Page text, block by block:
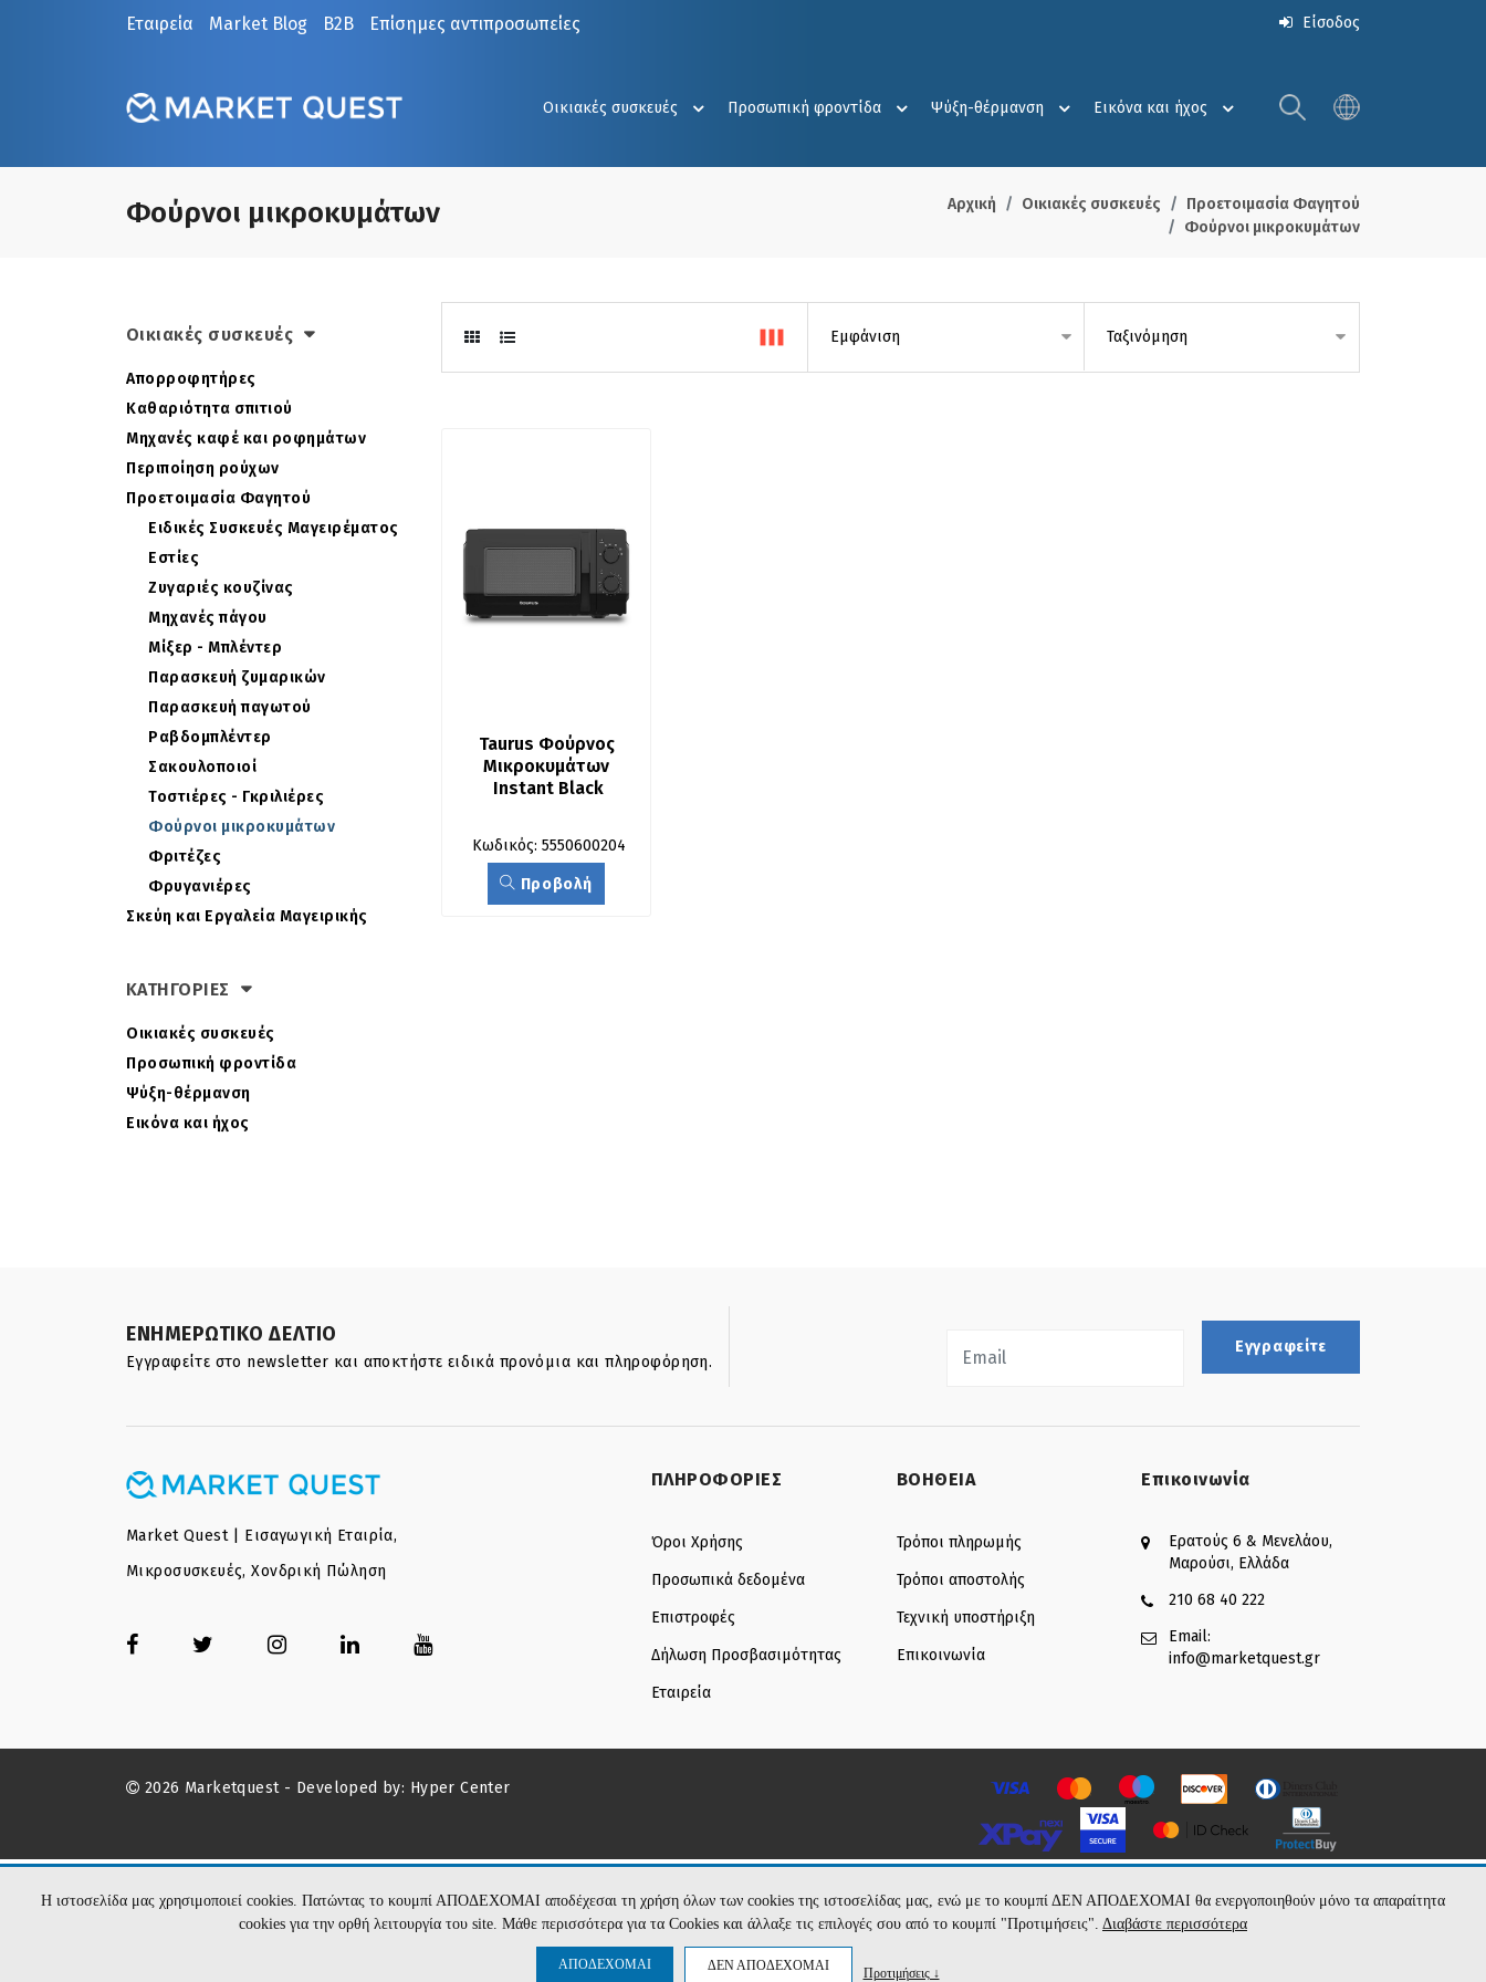
Εταιρεία Market Blog B2B Επίσημες αντιπροσωπείες Είσοδος
Οικιακές συσκευές Προσωπική φροντίδα Ψύξη-θέρμανση Εικόνα και ήχος
Φούρνοι μικροκυμάτων Αρχική Οικιακές συσκευές
Προετοιμασία Φαγητού
Φούρνοι μικροκυμάτων
Οικιακές συσκευές
Απορροφητήρες
Καθαριότητα σπιτιού
Μηχανές καφέ και ροφημάτων
Περιποίηση ρούχων
Προετοιμασία Φαγητού
Ειδικές Συσκευές Μαγειρέματος
Εστίες
Ζυγαριές κουζίνας
Μηχανές πάγου
Μίξερ - Μπλέντερ
Παρασκευή ζυμαρικών
Παρασκευή παγωτού
Ραβδομπλέντερ
Σακουλοποιοί
Τοστιέρες - Γκριλιέρες
Φούρνοι μικροκυμάτων
Φριτέζες
Φρυγανιέρες
Σκεύη και Εργαλεία Μαγειρικής
ΚΑΤΗΓΟΡΙΕΣ
Οικιακές συσκευές
Προσωπική φροντίδα
Ψύξη-θέρμανση
Εικόνα και ήχος
Taurus Φούρνος
Μικροκυμάτων
Instant Black
Κωδικός: 5550600204
Προβολή
ΕΝΗΜΕΡΩΤΙΚΟ ΔΕΛΤΙΟ
Εγγραφείτε στο newsletter και αποκτήστε ειδικά προνόμια και πληροφόρηση.
Εγγραφείτε
Market Quest | Εισαγωγική Εταιρία,
Μικροσυσκευές, Χονδρική Πώληση
ΠΛΗΡΟΦΟΡΙΕΣ
Όροι Χρήσης
Προσωπικά δεδομένα
Επιστροφές
Δήλωση Προσβασιμότητας
Εταιρεία
ΒΟΗΘΕΙΑ
Τρόποι πληρωμής
Τρόποι αποστολής
Τεχνική υποστήριξη
Επικοινωνία
Επικοινωνία
Ερατούς 6 & Μενελάου,
Μαρούσι, Ελλάδα
210 68 40 222
Email:
info@marketquest.gr
2026 Marketquest - Developed by: Hyper Center
Η ιστοσελίδα μας χρησιμοποιεί cookies. Πατώντας το κουμπί ΑΠΟΔΕΧΟΜΑΙ αποδέχεσαι τη χρήση όλων των cookies της ιστοσελίδας μας, ενώ με το κουμπί ΔΕΝ ΑΠΟΔΕΧΟΜΑΙ θα ενεργοποιηθούν μόνο τα απαραίτητα
cookies για την ορθή λειτουργία του site. Μάθε περισσότερα για τα Cookies και άλλαξε τις επιλογές σου από το κουμπί "Προτιμήσεις". Διαβάστε περισσότερα
ΑΠΟΔΕΧΟΜΑΙ ΔΕΝ ΑΠΟΔΕΧΟΜΑΙ Προτιμήσεις ↓